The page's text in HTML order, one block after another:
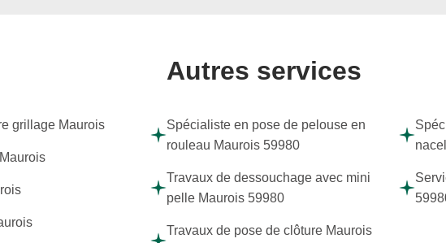
Autres services
grillage Maurois
Spécialiste en pose de pelouse en
rouleau Maurois 59980
Travaux de dessouchage avec mini
pelle Maurois 59980
Travaux de pose de clôture Maurois